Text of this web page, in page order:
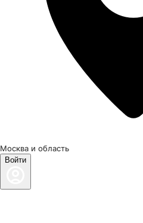
Москва и область
Войти